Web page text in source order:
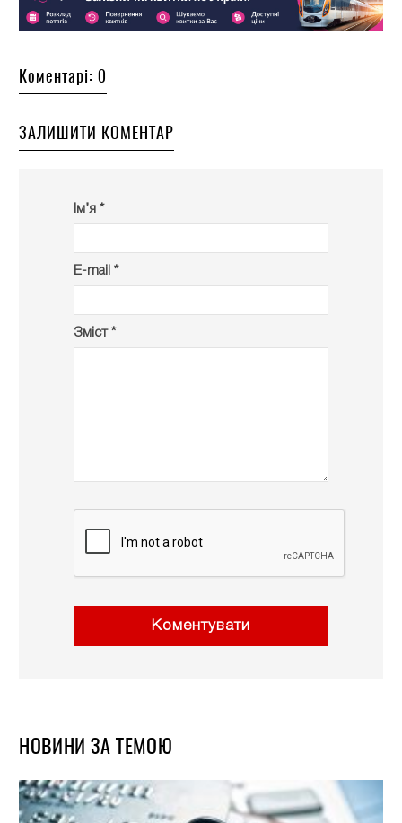
Коментарі: 0
ЗАЛИШИТИ КОМЕНТАР
Ім’я *
E-mail *
Зміст *
Коментувати
НОВИНИ ЗА ТЕМОЮ